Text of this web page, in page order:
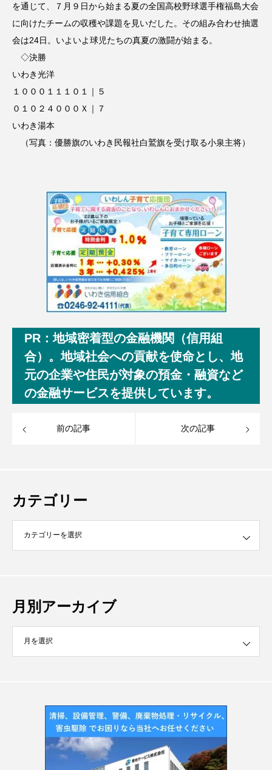
を通じて、７月９日から始まる夏の全国高校野球選手権福島大会
に向けたチームの収穫や課題を見いだした。その組み合わせ抽選
会は24日。いよいよ球児たちの真夏の激闘が始まる。
◇決勝
いわき光洋
１０００１１１０１｜５
０１０２４０００Ｘ｜７
いわき湯本
（写真：優勝旗のいわき民報社白鷲旗を受け取る小泉主将）
PR：地域密着型の金融機関（信用組
合）。地域社会への貢献を使命とし、地
元の企業や住民が対象の預金・融資など
の金融サービスを提供しています。
前の記事 次の記事
カテゴリー
月別アーカイブ